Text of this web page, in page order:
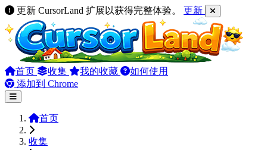
更新 CursorLand 扩展以获得完整体验。 更新
首页 收集 我的收藏
如何使用
添加到 Chrome
首页
收集